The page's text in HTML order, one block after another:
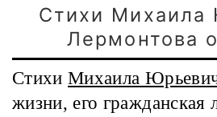
Стихи Михаила
Лермонтова
СтихиМихаила
жизни, его